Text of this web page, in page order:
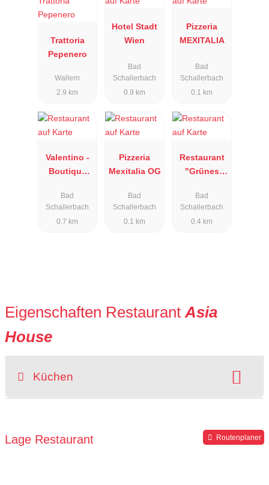
Trattoria
Pepenero
Wallern
2.9 km
Hotel Stadt
Wien
Bad
Schallerbach
0.9 km
Pizzeria
MEXITALIA
Bad
Schallerbach
0.1 km
Valentino -
Boutique
Kantina
Bad
Schallerbach
0.7 km
Pizzeria
Mexitalia OG
Bad
Schallerbach
0.1 km
Restaurant
"Grünes
Bad
Schallerbach
0.4 km
Eigenschaften Restaurant Asia
House
Küchen
Lage Restaurant Routenplaner